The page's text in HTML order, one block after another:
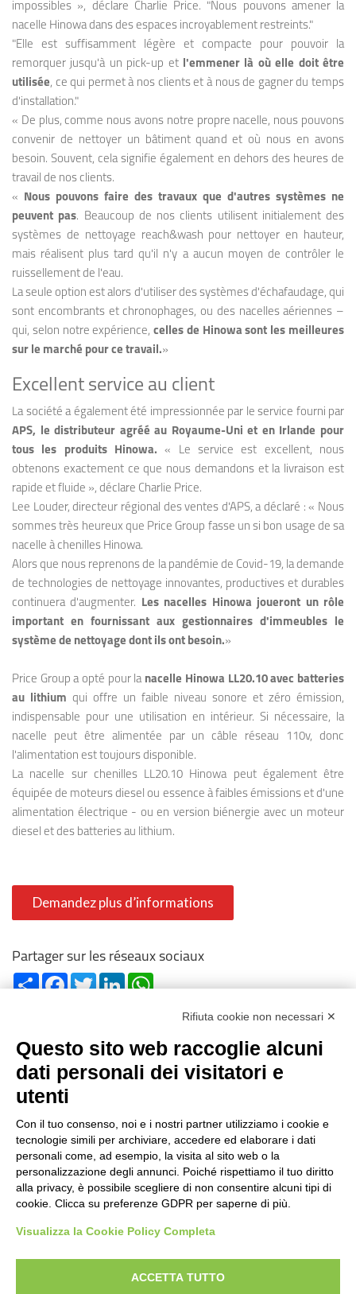
impossibles », déclare Charlie Price. "Nous pouvons amener la
nacelle Hinowa dans des espaces incroyablement restreints."
"Elle est suffisamment légère et compacte pour pouvoir la
remorquer jusqu'à un pick-up etl'emmener là où elle doit être
utilisée, ce qui permet à nos clients et à nous de gagner du temps
d'installation."
« De plus, comme nous avons notre propre nacelle, nous pouvons
convenir de nettoyer un bâtiment quand et où nous en avons
besoin. Souvent, cela signifie également en dehors des heures de
travail de nos clients.
« Nous pouvons faire des travaux que d'autres systèmes ne
peuvent pas. Beaucoup de nos clients utilisent initialement des
systèmes de nettoyage reach&wash pour nettoyer en hauteur,
mais réalisent plus tard qu'il n'y a aucun moyen de contrôler le
ruissellement de l'eau.
La seule option est alors d'utiliser des systèmes d'échafaudage, qui
sont encombrants et chronophages, ou des nacelles aériennes –
qui, selon notre expérience,celles de Hinowa sont les meilleures
sur le marché pour ce travail.»
Excellent service au client
La société a également été impressionnée par le service fourni par
APS, le distributeur agréé au Royaume-Uni et en Irlande pour
tous les produits Hinowa. « Le service est excellent, nous
obtenons exactement ce que nous demandons et la livraison est
rapide et fluide », déclare Charlie Price.
Lee Louder, directeur régional des ventes d'APS, a déclaré : « Nous
sommes très heureux que Price Group fasse un si bon usage de sa
nacelle à chenilles Hinowa.
Alors que nous reprenons de la pandémie de Covid-19, la demande
de technologies de nettoyage innovantes, productives et durables
continuera d'augmenter. Les nacelles Hinowa joueront un rôle
important en fournissant aux gestionnaires d'immeubles le
système de nettoyage dont ils ont besoin.»
Price Group a opté pour la nacelle Hinowa LL20.10 avec batteries
au lithium qui offre un faible niveau sonore et zéro émission,
indispensable pour une utilisation en intérieur. Si nécessaire, la
nacelle peut être alimentée par un câble réseau 110v, donc
l'alimentation est toujours disponible.
La nacelle sur chenilles LL20.10 Hinowa peut également être
équipée de moteurs diesel ou essence à faibles émissions et d'une
alimentation électrique - ou en version biénergie avec un moteur
diesel et des batteries au lithium.
Demandez plus d’informations
Partager sur les réseaux sociaux
Share FacebookTwitterLinkedIn
Reg. Impr. C.C.I.A.A. 01996640239
R.E.A. 210602
Cod. Fisc. e P. IVA 01996640239
Capitale Sociale 1.500.000 i.v.
Information
FAQ
Rifiuta cookie non necessari ✕
Questo sito web raccoglie alcuni
dati personali dei visitatori e
utenti
Con il tuo consenso, noi e i nostri partner utilizziamo i cookie e
tecnologie simili per archiviare, accedere ed elaborare i dati
personali come, ad esempio, la visita al sito web o la
personalizzazione degli annunci. Poiché rispettiamo il tuo diritto
alla privacy, è possibile scegliere di non consentire alcuni tipi di
cookie. Clicca su preferenze GDPR per saperne di più.
Visualizza la Cookie Policy Completa
ACCETTA TUTTO